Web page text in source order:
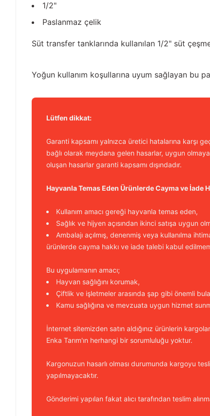
1/2"
Paslanmaz çelik
Süt transfer tanklarında kullanılan 1/2" süt
Yoğun kullanım koşullarına uyum sağlayan bu
Lütfen dikkat:
Garanti kapsamı yalnızca üretici hatalarına karşı
bağlı olarak meydana gelen hasarlar, uygun
oluşan hasarlar garanti kapsamı dışındadır.
Hayvanla Temas Eden Ürünlerde Cayma ve İade
Kullanım amacı gereği hayvanla temas eden,
Sağlık ve hijyen açısından ikinci satışa uygun
Ambalajı açılmış, denenmiş veya kullanılma
ürünlerde cayma hakkı ve iade talebi kabul
Bu uygulamanın amacı;
Hayvan sağlığını korumak,
Çiftlik ve işletmeler arasında şap gibi önemli
Kamu sağlığına ve mevzuata uygun hizmet
İnternet sitemizden satın aldığınız ürünlerin
Enka Tarım'ın herhangi bir sorumluluğu yoktur.
Kargonuzun hasarlı olması durumunda kargoyu
yapılmayacaktır.
Gönderimi yapılan fakat alıcı tarafından teslim